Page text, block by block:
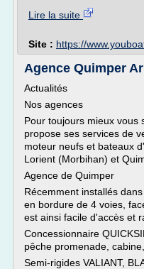
Lire la suite
Site : https://
Agence Quimper
Actualités
Nos agences
Pour toujours mieux vous
propose ses services de
moteur neufs et bateaux
Lorient (Morbihan) et
Agence de Quimper
Récemment installés
en bordure de 4 voies,
est ainsi facile d'accès et
Concessionnaire
pêche promenade,
Semi-rigides VALIANT,